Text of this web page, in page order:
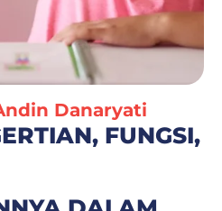
Danaryati
FUNGSI,